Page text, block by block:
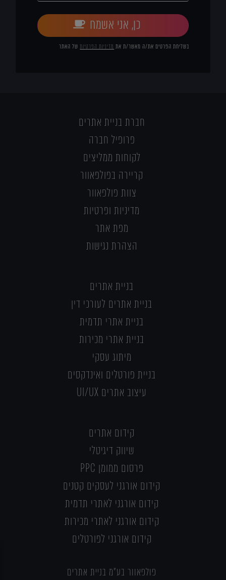
כן, אני אשמח
בשליחת הפרטים את/ה מאשר/ת את מדיניות הפרטיותשל האתר
חברת בניית אתרים
פרופיל חברה
לקוחות ממליצים
קריירה בפולפאוור
צוות פולפאוור
מדיניות ופרטיות
מפת אתר
הצהרת נגישות
בניית אתרים
בניית אתרים לעורכי דין
בניית אתרי תדמית
בניית אתרי מכירות
מיתוג עסקי
בניית פורטלים ואינדקסים
עיצוב אתרים UI/UX
קידום אתרים
שיווק דיגיטלי
פרסום ממומן PPC
קידום אורגני לעסקים קטנים
קידום אורגני לאתרי תדמית
קידום אורגני לאתרי מכירות
קידום אורגני לפורטלים
פולפאוור בע"מ בניית אתרים